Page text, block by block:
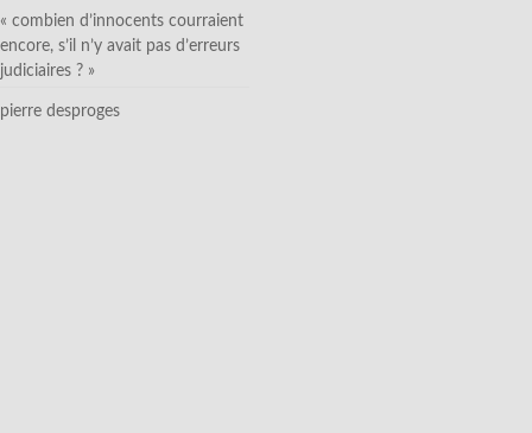
« combien d’innocents courraient
encore, s’il n’y avait pas d’erreurs
judiciaires ? »
pierre desproges